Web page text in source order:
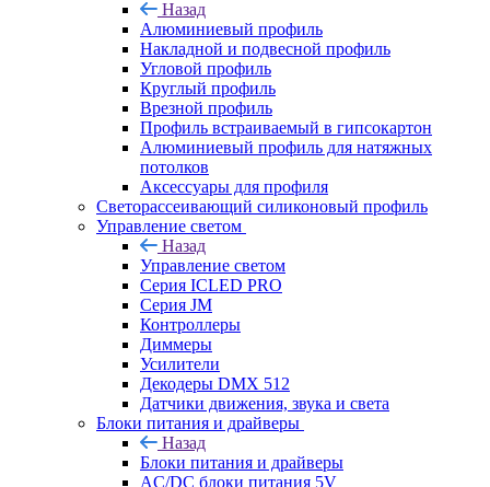
Назад
Алюминиевый профиль
Накладной и подвесной профиль
Угловой профиль
Круглый профиль
Врезной профиль
Профиль встраиваемый в гипсокартон
Алюминиевый профиль для натяжных
потолков
Аксессуары для профиля
Светорассеивающий силиконовый профиль
Управление светом
Назад
Управление светом
Серия ICLED PRO
Серия JM
Контроллеры
Диммеры
Усилители
Декодеры DMX 512
Датчики движения, звука и света
Блоки питания и драйверы
Назад
Блоки питания и драйверы
AC/DC блоки питания 5V